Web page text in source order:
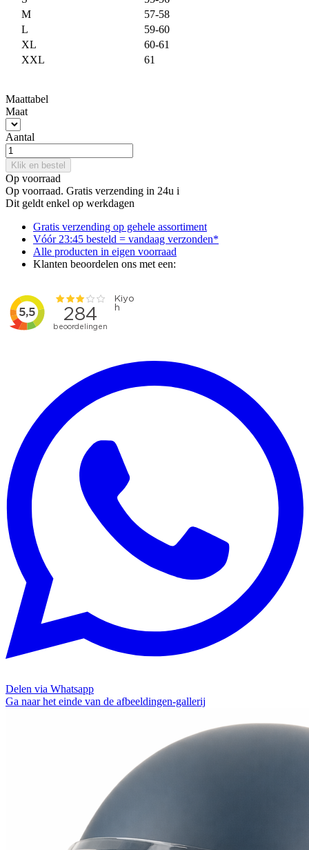
M
57-58
L
59-60
XL
60-61
XXL
61
Maattabel
Maat
Aantal
Klik en bestel
Op voorraad
Op voorraad. Gratis verzending in 24u i
Dit geldt enkel op werkdagen
Gratis verzending op gehele assortiment
Vóór 23:45 besteld = vandaag verzonden*
Alle producten in eigen voorraad
Klanten beoordelen ons met een:
Delen via Whatsapp
Ga naar het einde van de afbeeldingen-gallerij